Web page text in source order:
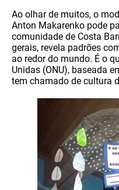
Ao olhar de muitos, o
Anton Makarenko pode
comunidade de Costa
gerais, revela padrões
ao redor do mundo. É o
Unidas (ONU), baseada
tem chamado de cultura